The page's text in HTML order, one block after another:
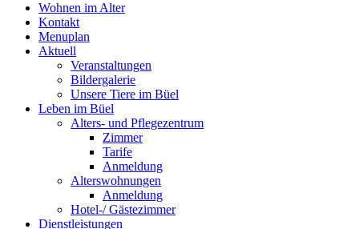
Wohnen im Alter
Kontakt
Menuplan
Aktuell
Veranstaltungen
Bildergalerie
Unsere Tiere im Büel
Leben im Büel
Alters- und Pflegezentrum
Zimmer
Tarife
Anmeldung
Alterswohnungen
Anmeldung
Hotel-/ Gästezimmer
Dienstleistungen